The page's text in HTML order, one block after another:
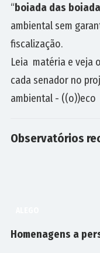
“boiada das
ambiental sem
fiscalização.
Leia matéria e veja
cada senador no
ambiental - ((o))eco
Observatórios
Homenagens a